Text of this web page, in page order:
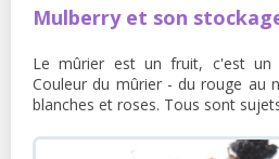
Mulberry et son
Le mûrier est un fruit, c'est un
Couleur du mûrier - du rouge au
blanches et roses. Tous sont